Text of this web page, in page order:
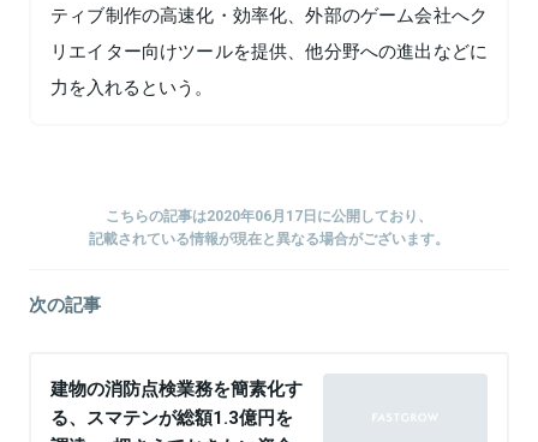
ティブ制作の高速化・効率化、外部のゲーム会社へク
リエイター向けツールを提供、他分野への進出などに
力を入れるという。
こちらの記事は2020年06月17日に公開しており、
記載されている情報が現在と異なる場合がございます。
次の記事
建物の消防点検業務を簡素化す
る、スマテンが総額1.3億円を